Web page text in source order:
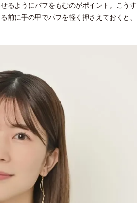
るようにパフをもむのがポイント。こう
前に手の甲でパフを軽く押さえておくと